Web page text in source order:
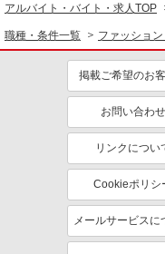
時給
る 東
キープ
アルバイト パート
チャイハネ 西武新宿PePe
エスニ
タッフ
時
昇給有
チ
アルバイト・バイト・求人TOP
職種・条件一覧 ファッショ
掲載ご希望のお
お問い合わせ
リンクについ
Cookieポリシ
メールサービスに